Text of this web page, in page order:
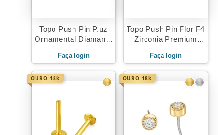
Topo Push Pin P.uz
Ornamental Diamante
Faça login
Topo Push Pin Flor F4
Zirconia Premium
Faça login
OURO 18k OURO 18k